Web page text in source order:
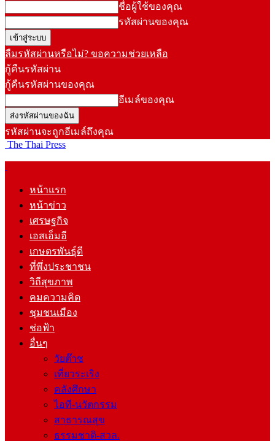
ชื่อผู้ใช้ของคุณ
รหัสผ่านของคุณ
ลืมรหัสผ่านหรือไม่? ขอความช่วยเหลือ
กู้คืนรหัสผ่าน
กู้คืนรหัสผ่านของคุณ
อีเมล์ของคุณ
รหัสผ่านจะถูกอีเมล์ถึงคุณ
The Thai Press
หน้าแรก
หน้าข่าว
เศรษฐกิจ
เอสเอ็มอี
เกษตรพันธุ์ดี
ที่พึ่งประชาชน
วิถีสุขภาพ
คมความคิด
ชุมชนเมือง
ช่อฟ้า
อื่นๆ
วัยต๊าช
เที่ยวระเริง
คลังศึกษา
ไอที-นวัตกรรม
สาธารณสุข
ธรรมชาติ-สวล.